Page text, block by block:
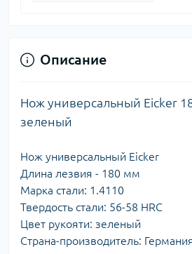
Описание
Нож универсальный Eicker
зеленый
Нож универсальный Eicker
Длина лезвия - 180 мм
Марка стали: 1.4110
Твердость стали: 56-58 HRC
Цвет рукояти: зеленый
Страна-производитель: